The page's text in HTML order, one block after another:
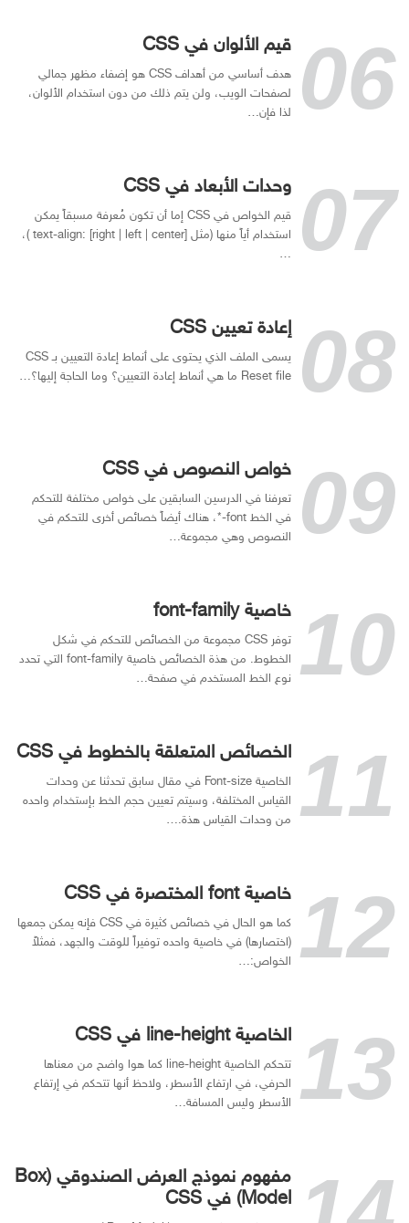
قيم الألوان في CSS
هدف أساسي من أهداف CSS هو إضفاء مظهر جمالي
لصفحات الويب، ولن يتم ذلك من دون استخدام الألوان،
لذا فإن…
وحدات الأبعاد في CSS
قيم الخواص في CSS إما أن تكون مُعرفة مسبقاً يمكن
استخدام أياً منها (مثل [text-align: [right | left | center )،
…
إعادة تعيين CSS
يسمى الملف الذي يحتوى على أنماط إعادة التعيين بـ CSS
Reset file ما هي أنماط إعادة التعيين؟ وما الحاجة إليها؟…
خواص النصوص في CSS
تعرفنا في الدرسين السابقين على خواص مختلفة للتحكم
في الخط font-*، هناك أيضاً خصائص أخرى للتحكم في
النصوص وهي مجموعة…
خاصية font-family
توفر CSS مجموعة من الخصائص للتحكم في شكل
الخطوط. من هذة الخصائص خاصية font-family التي تحدد
نوع الخط المستخدم في صفحة…
الخصائص المتعلقة بالخطوط في CSS
الخاصية Font-size في مقال سابق تحدثنا عن وحدات
القياس المختلفة، وسيتم تعيين حجم الخط بإستخدام واحده
من وحدات القياس هذة.…
خاصية font المختصرة في CSS
كما هو الحال في خصائص كثيرة في CSS فإنه يمكن جمعها
(اختصارها) في خاصية واحده توفيراً للوقت والجهد، فمثلاً
الخواص:…
الخاصية line-height في CSS
تتحكم الخاصية line-height كما هوا واضح من معناها
الحرفي، في ارتفاع الأسطر، ولاحظ أنها تتحكم في إرتفاع
الأسطر وليس المسافة…
مفهوم نموذج العرض الصندوقي (Box
Model) في CSS